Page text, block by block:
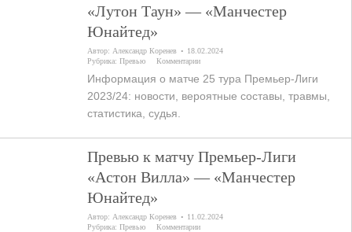
«Лутон Таун» — «Манчестер
Юнайтед»
Автор: Александр Коренев
18.02.2024
Рубрика:Превью Комментарии
Информация о матче 25 тура Премьер-Лиги
2023/24: новости, вероятные составы, травмы,
статистика, судья.
Превью к матчу Премьер-Лиги
«Астон Вилла» — «Манчестер
Юнайтед»
Автор: Александр Коренев
11.02.2024
Рубрика:Превью Комментарии